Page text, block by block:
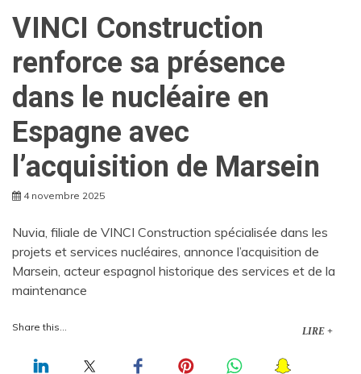
VINCI Construction
renforce sa présence
dans le nucléaire en
Espagne avec
l’acquisition de Marsein
4 novembre 2025
Nuvia, filiale de VINCI Construction spécialisée dans les
projets et services nucléaires, annonce l’acquisition de
Marsein, acteur espagnol historique des services et de la
maintenance
Share this... LIRE +